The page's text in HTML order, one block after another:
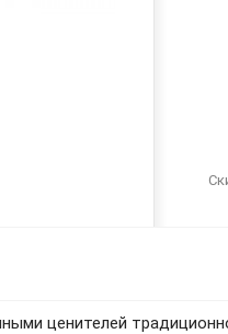
ценителей